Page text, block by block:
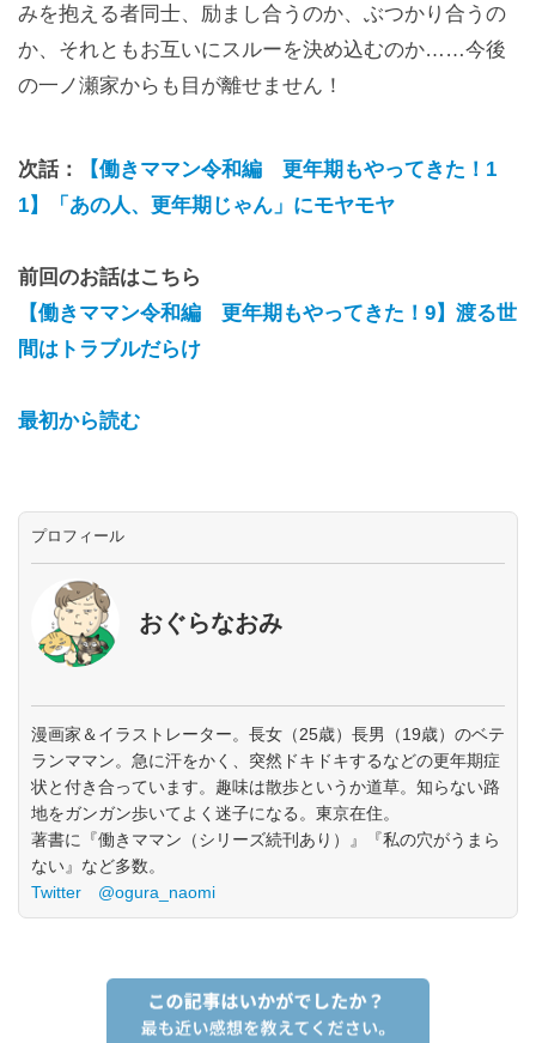
みを抱える者同士、励まし合うのか、ぶつかり合うの
か、それともお互いにスルーを決め込むのか……今後
の一ノ瀬家からも目が離せません！
次話：
【働きママン令和編 更年期もやってきた！1
1】「あの人、更年期じゃん」にモヤモヤ
前回のお話はこちら
【働きママン令和編 更年期もやってきた！9】渡る世
間はトラブルだらけ
最初から読む
プロフィール
おぐらなおみ
漫画家＆イラストレーター。長女（25歳）長男（19歳）のベテ
ランママン。急に汗をかく、突然ドキドキするなどの更年期症
状と付き合っています。趣味は散歩というか道草。知らない路
地をガンガン歩いてよく迷子になる。東京在住。
著書に『働きママン（シリーズ続刊あり）』『私の穴がうまら
ない』など多数。
Twitter @ogura_naomi